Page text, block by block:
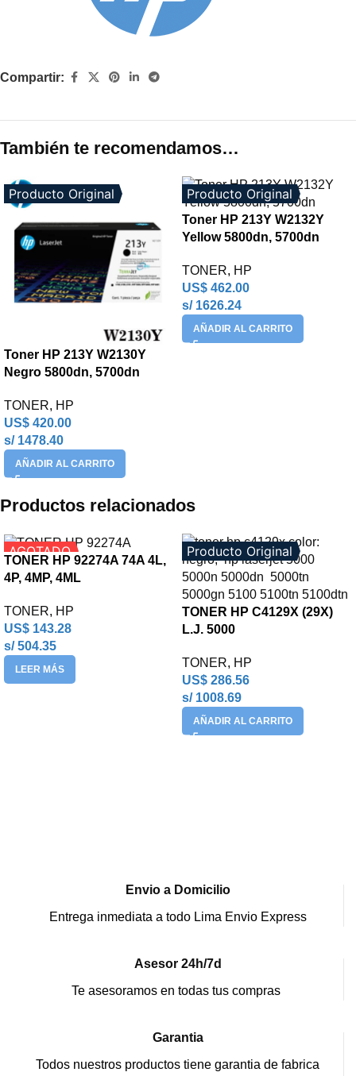
Compartir:
También te recomendamos…
Producto Original
Toner HP 213Y W2130Y
Negro 5800dn, 5700dn
TONER, HP
US$ 420.00
s/ 1478.40
AÑADIR AL CARRITO
Producto Original
Toner HP 213Y W2132Y
Yellow 5800dn, 5700dn
TONER, HP
US$ 462.00
s/ 1626.24
AÑADIR AL CARRITO
Productos relacionados
AGOTADO
TONER HP 92274A 74A 4L,
4P, 4MP, 4ML
TONER, HP
US$ 143.28
s/ 504.35
LEER MÁS
Producto Original
TONER HP C4129X (29X)
L.J. 5000
TONER, HP
US$ 286.56
s/ 1008.69
AÑADIR AL CARRITO
Envio a Domicilio
Entrega inmediata a todo Lima Envio Express
Asesor 24h/7d
Te asesoramos en todas tus compras
Garantia
Todos nuestros productos tiene garantia de fabrica